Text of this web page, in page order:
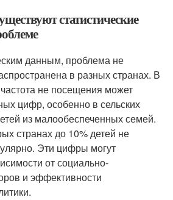
статистические
данным, проблема не
в разных странах. В
не посещения может
цифр, особенно в сельских
из малообеспеченных семей.
странах до 10% детей не
Эти цифры могут
от социально-
и эффективности